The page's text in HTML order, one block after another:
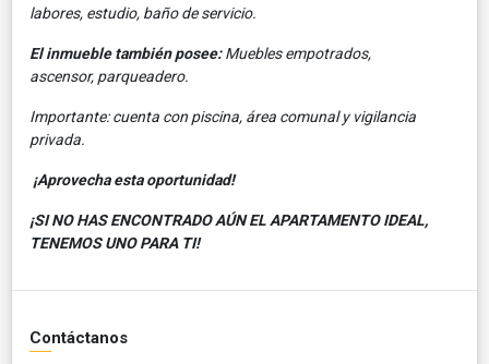
labores, estudio, baño de servicio.
El inmueble también posee:Muebles empotrados,
ascensor, parqueadero.
Importante: cuenta con piscina, área comunal y vigilancia
privada.
¡Aprovecha esta oportunidad!
¡SI NO HAS ENCONTRADO AÚN EL APARTAMENTO IDEAL,
TENEMOS UNO PARA TI!
Contáctanos